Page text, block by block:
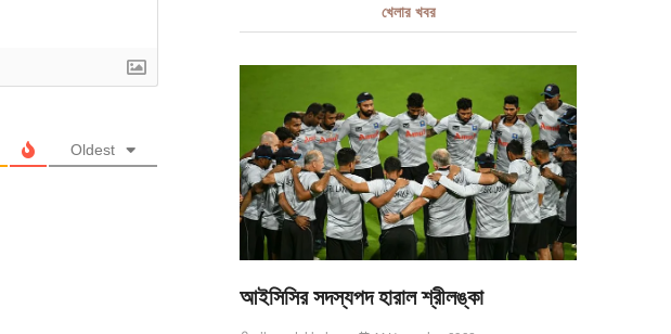
Oldest
খেলার খবর
আইসিসির সদস্যপদ হারাল শ্রীলঙ্কা